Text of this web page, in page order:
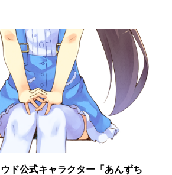
ド公式キャラクター「あんずち